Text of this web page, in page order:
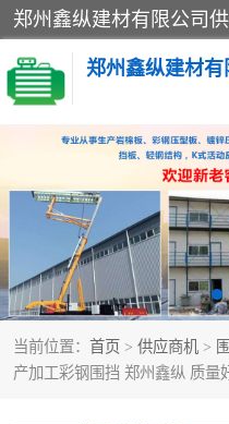
郑州鑫纵建材有
当前位置： 首页 > 供应商机 >
产加工彩钢围挡 郑州鑫纵 质量
高空瓦机租赁
CZ型钢
PC多层板
建筑围挡